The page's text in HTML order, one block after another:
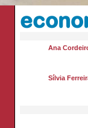
Ana
Sílvia